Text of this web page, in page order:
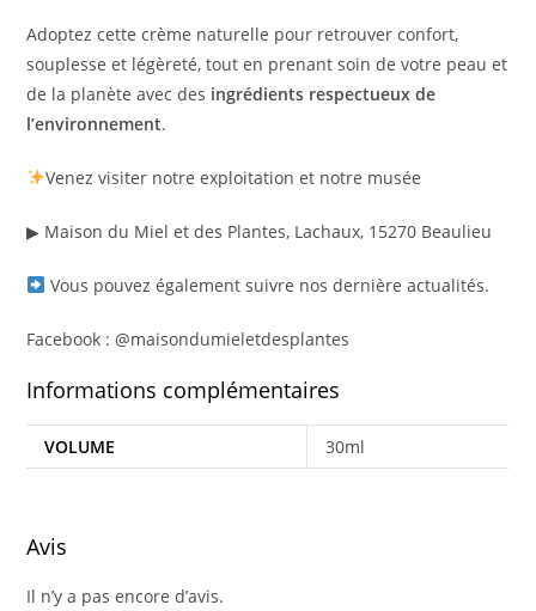
Adoptez cette crème naturelle pour retrouver confort,
souplesse et légèreté, tout en prenant soin de votre peau et
de la planète avec des ingrédients respectueux de
l’environnement.
Venez visiter notre exploitation et notre musée
▶ Maison du Miel et des Plantes, Lachaux, 15270 Beaulieu
Vous pouvez également suivre nos dernière actualités.
Facebook : @maisondumieletdesplantes
Informations complémentaires
VOLUME 30ml
Avis
Il n’y a pas encore d’avis.